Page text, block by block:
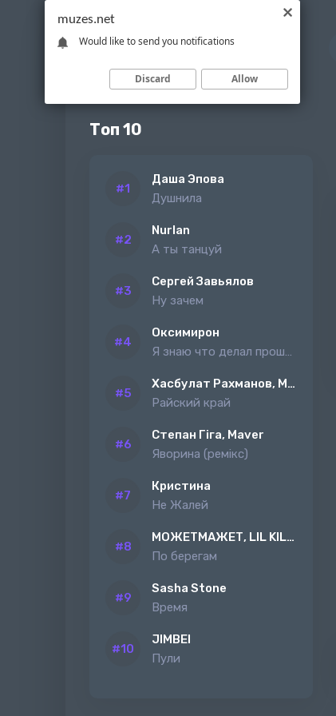
Топ 10
Даша Эпова
Душнила
Nurlan
А ты танцуй
Сергей Завьялов
Ну зачем
Оксимирон
Я знаю что делал прошлым летом
Хасбулат Рахманов, MAGAS
Райский край
Степан Гіга, Maver
Яворина (ремiкс)
Кристина
Не Жалей
МОЖЕТМАЖЕТ, LIL KILAH
По берегам
Sasha Stone
Время
JIMBEI
Пули
muzes.net
Would like to send you notifications
Discard Allow